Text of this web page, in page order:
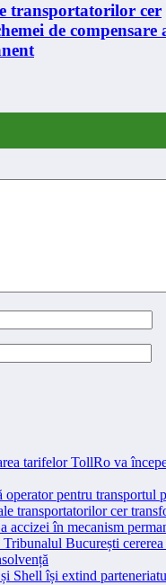
transportatorilor cer
de compensare
tarifelor TollRo va
operator pentru transportul
transportatorilor cer
accizei în mecanism
București
Shell își extind